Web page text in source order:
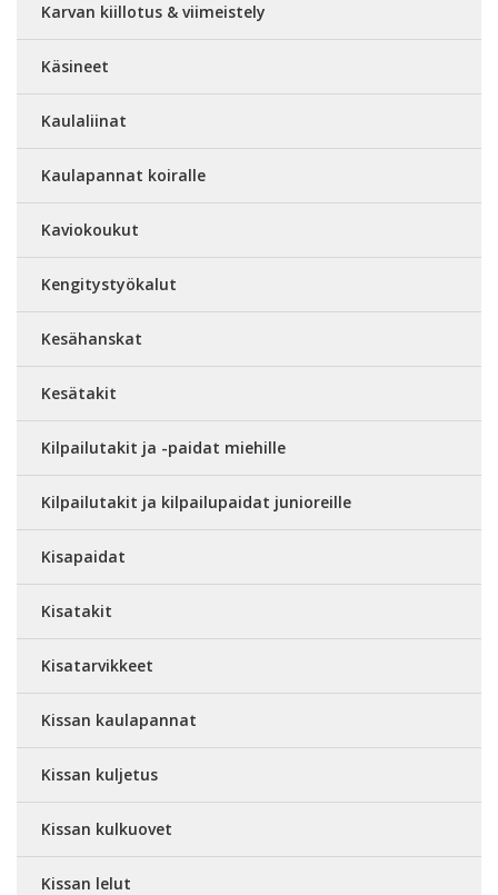
Karvan kiillotus & viimeistely
Käsineet
Kaulaliinat
Kaulapannat koiralle
Kaviokoukut
Kengitystyökalut
Kesähanskat
Kesätakit
Kilpailutakit ja -paidat miehille
Kilpailutakit ja kilpailupaidat junioreille
Kisapaidat
Kisatakit
Kisatarvikkeet
Kissan kaulapannat
Kissan kuljetus
Kissan kulkuovet
Kissan lelut